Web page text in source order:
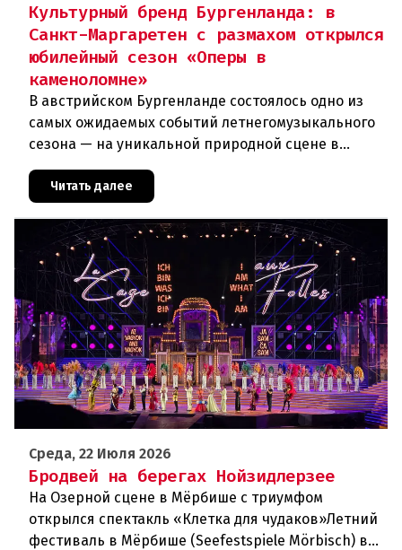
Культурный бренд Бургенланда: в
Санкт-Маргаретен с размахом открылся
юбилейный сезон «Оперы в
каменоломне»
В австрийском Бургенланде состоялось одно из
самых ожидаемых событий летнегомузыкального
сезона — на уникальной природной сцене в
римской каменоломне Санкт-Маргаретен (St.
Margarethen) прошла грандиоз
Читать далее
Среда, 22 Июля 2026
Бродвей на берегах Нойзидлерзее
На Озерной сцене в Мёрбише с триумфом
открылся спектакль «Клетка для чудаков»Летний
фестиваль в Мёрбише (Seefestspiele Mörbisch) в